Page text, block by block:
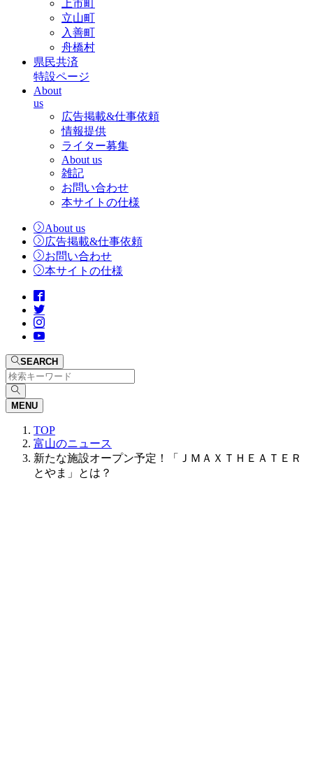
上市町
立山町
入善町
舟橋村
県民共済
特設ページ
About
us
広告掲載&仕事依頼
情報提供
ライター募集
About us
雑記
お問い合わせ
本サイトの仕様
About us
広告掲載&仕事依頼
お問い合わせ
本サイトの仕様
SEARCH
MENU
TOP
富山のニュース
新たな施設オープン予定！「ＪＭＡＸＴＨＥＡＴＥＲ
とやま」とは？